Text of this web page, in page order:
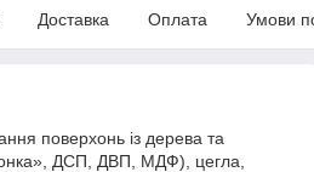
Доставка Оплата Умови
поверхонь із дерева та
ДСП, ДВП, МДФ), цегла,